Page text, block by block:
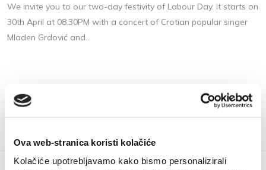
Ova web-stranica koristi kolačiće
Kolačiće upotrebljavamo kako bismo personalizirali
We invite you to our two-day festivity of Labour Day. It starts on
30th April at 08.30PM with a concert of Crotian popular singer
Mladen Grdović and...